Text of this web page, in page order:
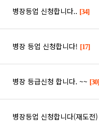
병장등업 신청합니다.. [34]
병장 등업 신청합니다! [17]
병장 등급신청 합니다. ~~ [30]
병장등업 신청합니다(재도전)